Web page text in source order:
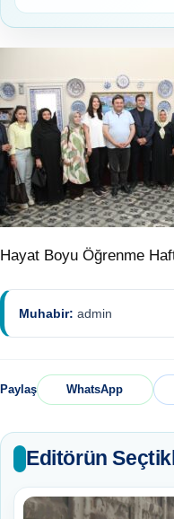
Hayat Boyu Öğrenme
Muhabir: admin
Paylaş WhatsApp
Editörün